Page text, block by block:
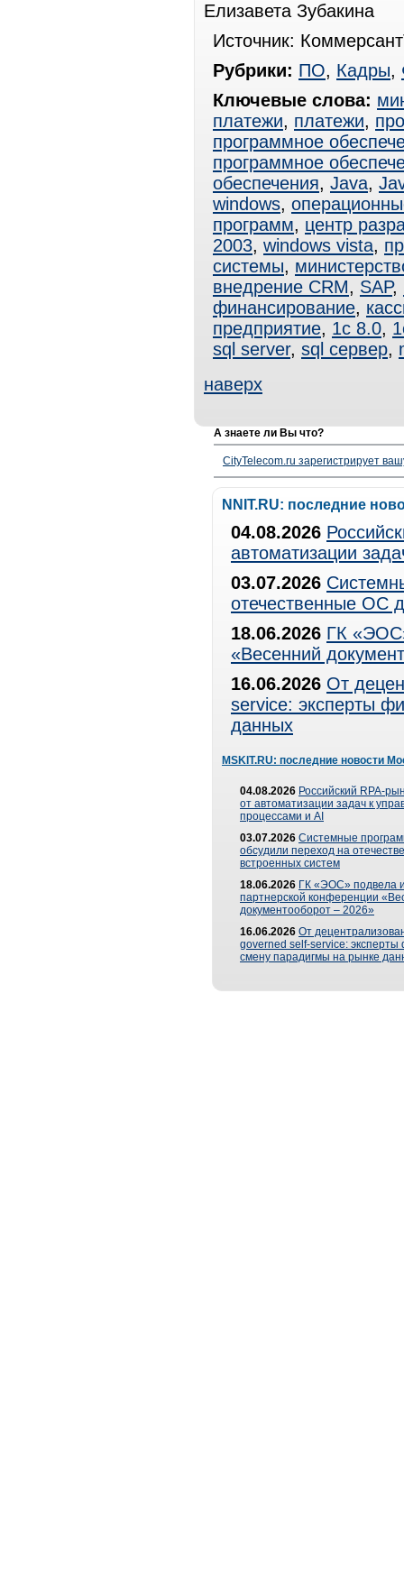
Елизавета Зубакина
Источник:
Рубрики: ПО, Кадры,
Ключевые слова:
платежи, платежи,
программное
программное
обеспечения, Java,
windows,
программ, центр
2003, windows vista,
системы,
внедрение CRM, SAP,
финансирование,
предприятие, 1с 8.0,
sql server, sql сервер,
наверх
А знаете ли Вы что?
CityTelecom.ru зарегистрирует
NNIT.RU: последние
04.08.2026
автоматизации
03.07.2026
отечественные ОС
18.06.2026 ГК
«Весенний
16.06.2026 От
service: эксперты
данных
MSKIT.RU: последние новости
04.08.2026 Российский RPA-
от автоматизации задач к
процессами и AI
03.07.2026 Системные
обсудили переход на
встроенных систем
18.06.2026 ГК «ЭОС» подвела
партнерской конференции
документооборот – 2026»
16.06.2026 От
governed self-service: эксперты
смену парадигмы на рынке